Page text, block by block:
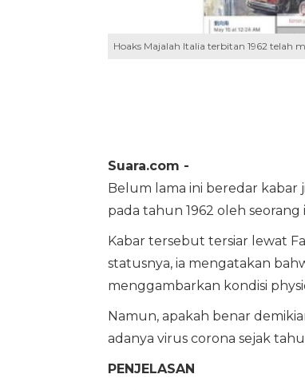
Hoaks Majalah Italia terbitan 1962 telah
Suara.com -
Belum lama ini beredar kabar
pada tahun 1962 oleh
Kabar tersebut tersiar lewat
statusnya, ia mengatakan
menggambarkan kondisi
Namun, apakah benar
adanya virus corona sejak
PENJELASAN